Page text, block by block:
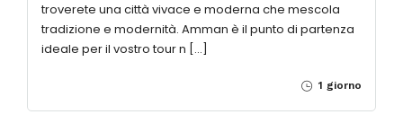
troverete una città vivace e moderna che mescola
tradizione e modernità. Amman è il punto di partenza
ideale per il vostro tour n […]
1 giorno